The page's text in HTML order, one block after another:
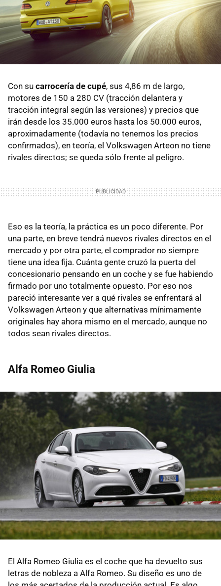
Con su carrocería de cupé, sus 4,86 m de largo,
motores de 150 a 280 CV (tracción delantera y
tracción integral según las versiones) y precios que
irán desde los 35.000 euros hasta los 50.000 euros,
aproximadamente (todavía no tenemos los precios
confirmados), en teoría, el Volkswagen Arteon no tiene
rivales directos; se queda sólo frente al peligro.
Eso es la teoría, la práctica es un poco diferente. Por
una parte, en breve tendrá nuevos rivales directos en el
mercado y por otra parte, el comprador no siempre
tiene una idea fija. Cuánta gente cruzó la puerta del
concesionario pensando en un coche y se fue habiendo
firmado por uno totalmente opuesto. Por eso nos
pareció interesante ver a qué rivales se enfrentará al
Volkswagen Arteon y que alternativas mínimamente
originales hay ahora mismo en el mercado, aunque no
todos sean rivales directos.
Alfa Romeo Giulia
El Alfa Romeo Giulia es el coche que ha devuelto sus
letras de nobleza a Alfa Romeo. Su diseño es uno de